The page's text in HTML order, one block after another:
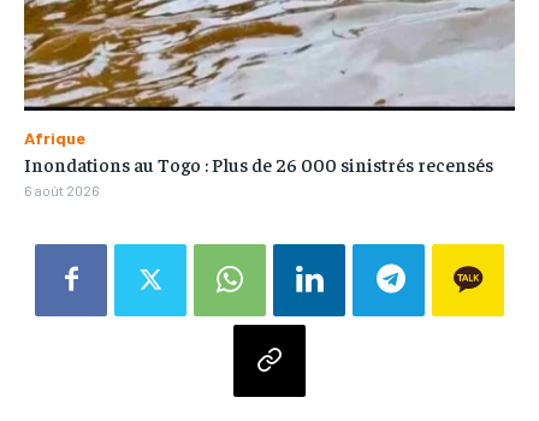
Afrique
Inondations au Togo : Plus de 26 000 sinistrés recensés
6 août 2026